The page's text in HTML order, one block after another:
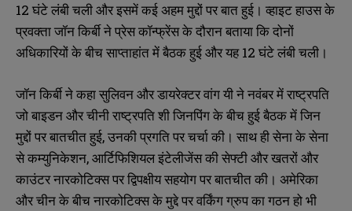
12 घंटे लंबी चली और इसमें कई अहम मुद्दों पर बात हुई। व्हाइट हाउस के
प्रवक्ता जॉन किर्बी ने प्रेस कॉन्फ्रेंस के दौरान बताया कि दोनों
अधिकारियों के बीच साप्ताहांत में बैठक हुई और यह 12 घंटे लंबी चली।
जॉन किर्बी ने कहा सुलिवन और डायरेक्टर वांग यी ने नवंबर में राष्ट्रपति
जो बाइडन और चीनी राष्ट्रपति शी जिनपिंग के बीच हुई बैठक में जिन
मुद्दों पर बातचीत हुई, उनकी प्रगति पर चर्चा की। साथ ही सेना के सेना
से कम्युनिकेशन, आर्टिफिशियल इंटेलीजेंस की सेफ्टी और खतरों और
काउंटर नारकोटिक्स पर द्विपक्षीय सहयोग पर बातचीत की। अमेरिका
और चीन के बीच नारकोटिक्स के मुद्दे पर वर्किंग ग्रुप का गठन हो भी